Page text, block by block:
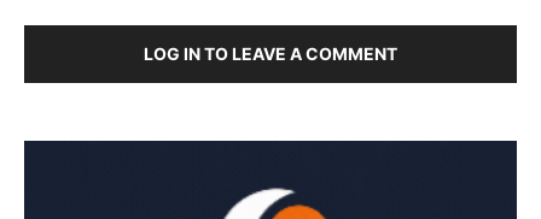
LOG IN TO LEAVE A COMMENT